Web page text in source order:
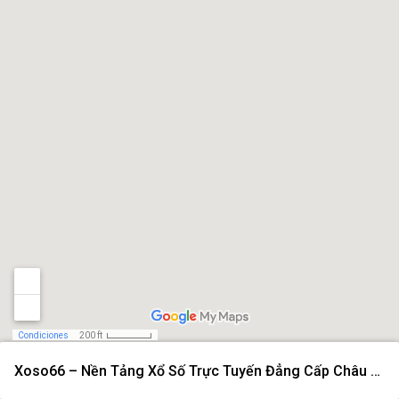
Xoso66 – Nền Tảng Xổ Số Trực Tuyến Đẳng Cấp Châu Á Năm 2026
Condiciones 200 ft